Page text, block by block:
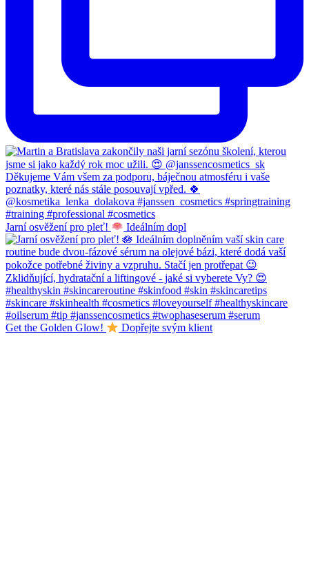
Jarní osvěžení pro pleť! Ideálním dopl
Get the Golden Glow! Dopřejte svým klient